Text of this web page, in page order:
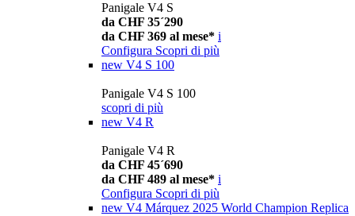
Panigale V4 S
da CHF 35´290
da CHF 369 al mese* i
Configura Scopri di più
new V4 S 100
Panigale V4 S 100
scopri di più
new V4 R
Panigale V4 R
da CHF 45´690
da CHF 489 al mese* i
Configura Scopri di più
new V4 Márquez 2025 World Champion Replica